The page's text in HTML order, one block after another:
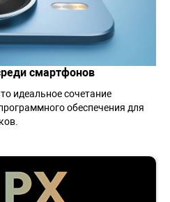
смартфонов
идеальное сочетание
обеспечения для